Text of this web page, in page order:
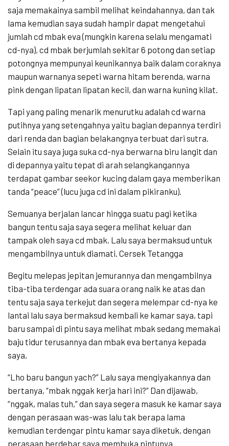
saja memakainya sambil melihat keindahannya, dan tak
lama kemudian saya sudah hampir dapat mengetahui
jumlah cd mbak eva (mungkin karena selalu mengamati
cd-nya), cd mbak berjumlah sekitar 6 potong dan setiap
potongnya mempunyai keunikannya baik dalam coraknya
maupun warnanya sepeti warna hitam berenda, warna
pink dengan lipatan lipatan kecil, dan warna kuning kilat.
Tapi yang paling menarik menurutku adalah cd warna
putihnya yang setengahnya yaitu bagian depannya terdiri
dari renda dan bagian belakangnya terbuat dari sutra.
Selain itu saya juga suka cd-nya berwarna biru langit dan
di depannya yaitu tepat di arah selangkangannya
terdapat gambar seekor kucing dalam gaya memberikan
tanda “peace” (lucu juga cd ini dalam pikiranku).
Semuanya berjalan lancar hingga suatu pagi ketika
bangun tentu saja saya segera melihat keluar dan
tampak oleh saya cd mbak. Lalu saya bermaksud untuk
mengambilnya untuk diamati. Cersek Tetangga
Begitu melepas jepitan jemurannya dan mengambilnya
tiba-tiba terdengar ada suara orang naik ke atas dan
tentu saja saya terkejut dan segera melempar cd-nya ke
lantai lalu saya bermaksud kembali ke kamar saya, tapi
baru sampai di pintu saya melihat mbak sedang memakai
baju tidur terusannya dan mbak eva bertanya kepada
saya,
“Lho baru bangun yach?” Lalu saya mengiyakannya dan
bertanya, “mbak nggak kerja hari ini?” Dan dijawab,
“nggak, malas tuh,” dan saya segera masuk ke kamar saya
dengan perasaan was-was lalu tak berapa lama
kemudian terdengar pintu kamar saya diketuk, dengan
perasaan berdebar saya membuka pintunya.